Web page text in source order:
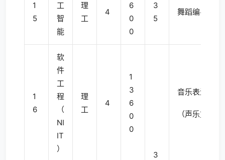
1
5
工
智
能
理
工
4
6
0
0
3
5
舞蹈编导
1
6
软
件
工
程
（
NI
IT
）
理
工
4
1
3
6
0
0
3
音乐表演
（声乐方向）